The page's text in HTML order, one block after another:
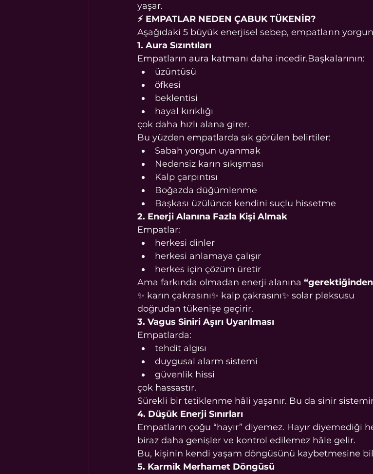
yaşar.
⚡ EMPATLAR NEDEN ÇABUK TÜKENİR?
Aşağıdaki 5 büyük enerjisel sebep, empatların
1. Aura Sızıntıları
Empatların aura katmanı daha incedir.Başkalarının:
üzüntüsü
öfkesi
beklentisi
hayal kırıklığı
çok daha hızlı alana girer.
Bu yüzden empatlarda sık görülen belirtiler:
Sabah yorgun uyanmak
Nedensiz karın sıkışması
Kalp çarpıntısı
Boğazda düğümlenme
Başkası üzülünce kendini suçlu hissetme
2. Enerji Alanına Fazla Kişi Almak
Empatlar:
herkesi dinler
herkesi anlamaya çalışır
herkes için çözüm üretir
Ama farkında olmadan enerji alanına
✨ karın çakrasını✨ kalp çakrasını✨ solar pleksusu
doğrudan tükenişe geçirir.
3. Vagus Siniri Aşırı Uyarılması
Empatlarda:
tehdit algısı
duygusal alarm sistemi
güvenlik hissi
çok hassastır.
Sürekli bir tetiklenme hâli yaşanır. Bu da sinir
4. Düşük Enerji Sınırları
Empatların çoğu “hayır” diyemez. Hayır diyemediği
biraz daha genişler ve kontrol edilemez hâle gelir.
Bu, kişinin kendi yaşam döngüsünü kaybetmesine
5. Karmik Merhamet Döngüsü